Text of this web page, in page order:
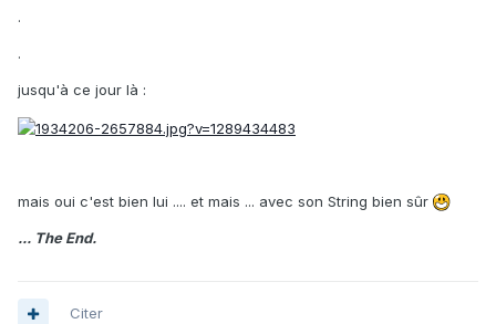
.
.
jusqu'à ce jour là :
mais oui c'est bien lui .... et mais ... avec son String bien sûr
... The End.
Citer